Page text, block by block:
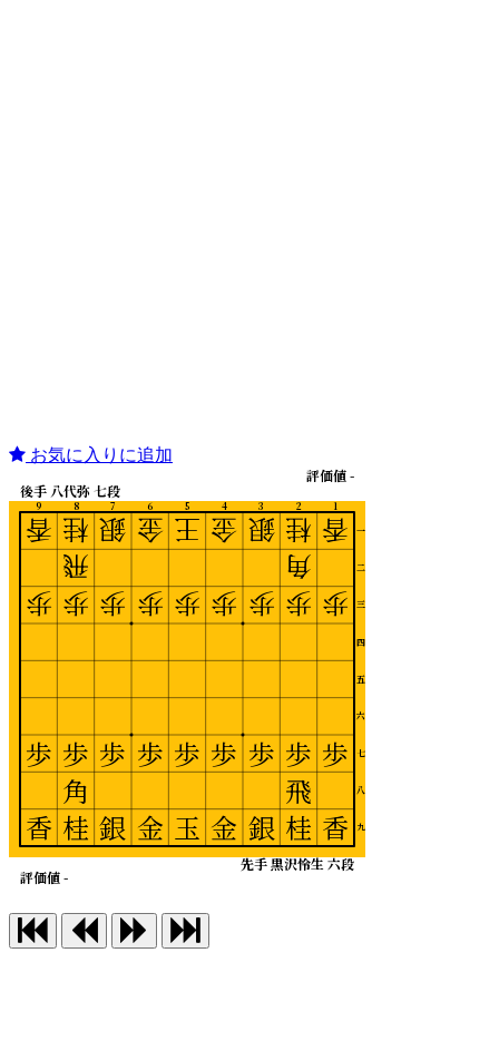
お気に入りに追加
1
2
3
4
5
6
7
8
9
一
二
三
四
五
六
七
八
九
先手 黒沢怜生 六段
後手 八代弥 七段
評価値 -
評価値 -
香
歩
歩
香
桂
角
歩
歩
飛
桂
銀
歩
歩
銀
金
歩
歩
金
王
歩
歩
玉
金
歩
歩
金
銀
歩
歩
銀
桂
飛
歩
歩
角
桂
香
歩
歩
香